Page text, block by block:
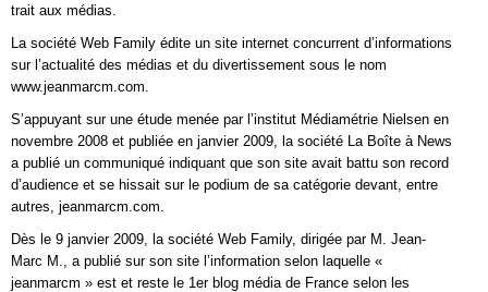
trait aux médias.
La société Web Family édite un site internet concurrent d’informations
sur l’actualité des médias et du divertissement sous le nom
www.jeanmarcm.com.
S’appuyant sur une étude menée par l’institut Médiamétrie Nielsen en
novembre 2008 et publiée en janvier 2009, la société La Boîte à News
a publié un communiqué indiquant que son site avait battu son record
d’audience et se hissait sur le podium de sa catégorie devant, entre
autres, jeanmarcm.com.
Dès le 9 janvier 2009, la société Web Family, dirigée par M. Jean-
Marc M., a publié sur son site l’information selon laquelle «
jeanmarcm » est et reste le 1er blog média de France selon les